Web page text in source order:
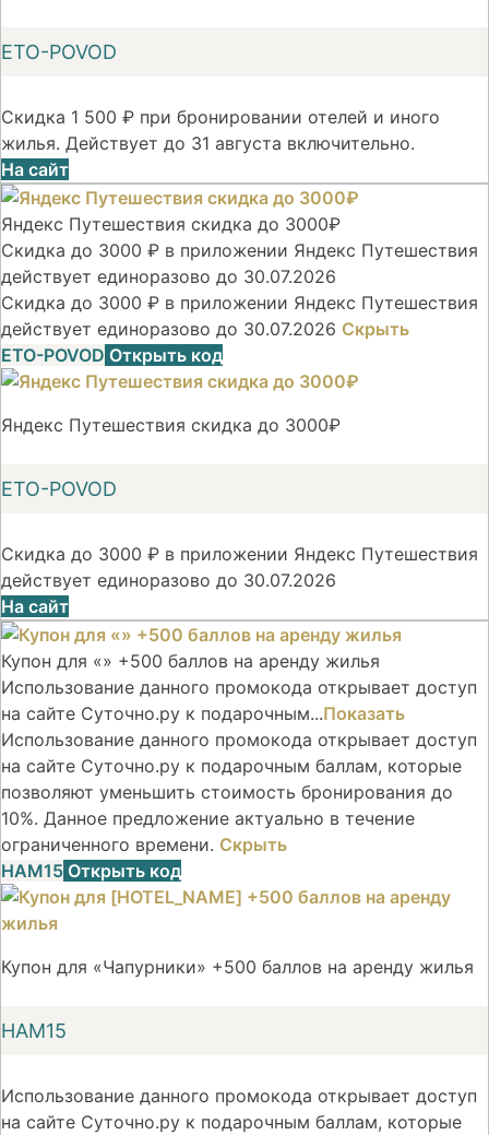
ETO-POVOD
Скидка 1 500 ₽ при бронировании отелей и иного
жилья. Действует до 31 августа включительно.
На сайт
Яндекс Путешествия скидка до 3000₽
Скидка до 3000 ₽ в приложении Яндекс Путешествия
действует единоразово до 30.07.2026
Скидка до 3000 ₽ в приложении Яндекс Путешествия
действует единоразово до 30.07.2026 Скрыть
ETO-POVOD Открыть код
Яндекс Путешествия скидка до 3000₽
ETO-POVOD
Скидка до 3000 ₽ в приложении Яндекс Путешествия
действует единоразово до 30.07.2026
На сайт
Купон для «» +500 баллов на аренду жилья
Использование данного промокода открывает доступ
на сайте Суточно.ру к подарочным...Показать
Использование данного промокода открывает доступ
на сайте Суточно.ру к подарочным баллам, которые
позволяют уменьшить стоимость бронирования до
10%. Данное предложение актуально в течение
ограниченного времени. Скрыть
НАМ15 Открыть код
Купон для «Чапурники» +500 баллов на аренду жилья
НАМ15
Использование данного промокода открывает доступ
на сайте Суточно.ру к подарочным баллам, которые